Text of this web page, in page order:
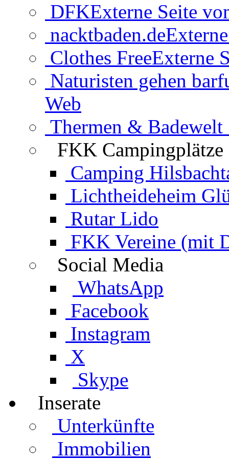
DFKExterne Seite
nacktbaden.de
Clothes FreeExterne
Naturisten gehen
Web
Thermen & Badewelt
FKK Campingplätze
Camping
Lichtheideheim
Rutar Lido
FKK Vereine (mit
Social Media
WhatsApp
Facebook
Instagram
X
Skype
Inserate
Unterkünfte
Immobilien